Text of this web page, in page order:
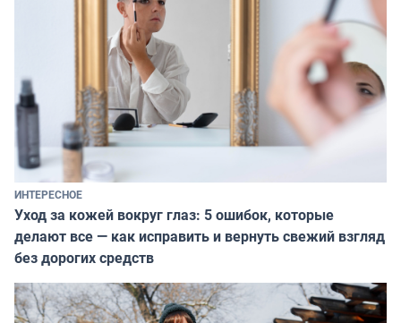
ИНТЕРЕСНОЕ
Уход за кожей вокруг глаз: 5 ошибок, которые
делают все — как исправить и вернуть свежий взгляд
без дорогих средств